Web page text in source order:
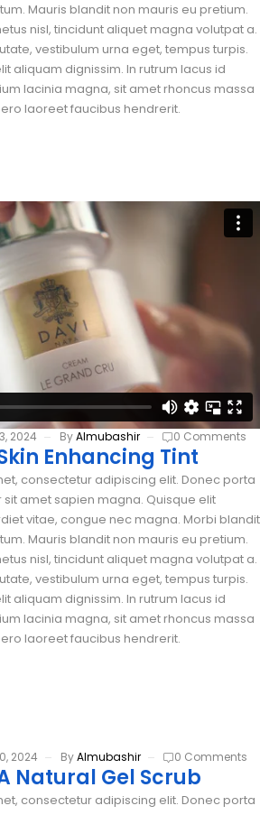
Mauris blandit non mauris eu pretium.
nisl, tincidunt aliquet magna volutpat a.
vestibulum urna eget, tempus turpis.
aliquam dignissim. In rutrum lacus id
lacinia magna, sit amet rhoncus massa
laoreet faucibus hendrerit.
2024 ByAlmubashir 0 Comments
Enhancing Tint
consectetur adipiscing elit. Donec porta
sit amet sapien magna. Quisque elit
vitae, congue nec magna. Morbi blandit
Mauris blandit non mauris eu pretium.
nisl, tincidunt aliquet magna volutpat a.
vestibulum urna eget, tempus turpis.
aliquam dignissim. In rutrum lacus id
lacinia magna, sit amet rhoncus massa
laoreet faucibus hendrerit.
2024 ByAlmubashir 0 Comments
Natural Gel Scrub
consectetur adipiscing elit. Donec porta